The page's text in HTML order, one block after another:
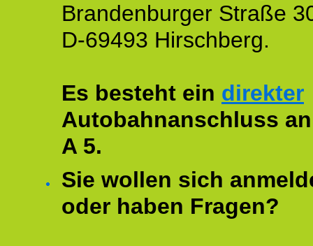
Brandenburger Straße
D-69493 Hirschberg.
Es besteht ein direkter
Autobahnanschluss
A 5.
Sie wollen sich
oder haben Fragen?